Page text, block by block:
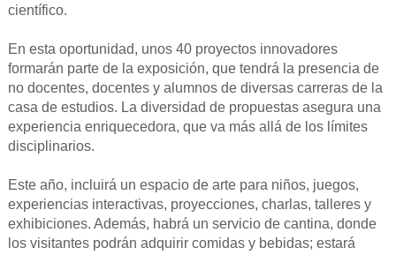
científico.
En esta oportunidad, unos 40 proyectos innovadores
formarán parte de la exposición, que tendrá la presencia de
no docentes, docentes y alumnos de diversas carreras de la
casa de estudios. La diversidad de propuestas asegura una
experiencia enriquecedora, que va más allá de los límites
disciplinarios.
Este año, incluirá un espacio de arte para niños, juegos,
experiencias interactivas, proyecciones, charlas, talleres y
exhibiciones. Además, habrá un servicio de cantina, donde
los visitantes podrán adquirir comidas y bebidas; estará